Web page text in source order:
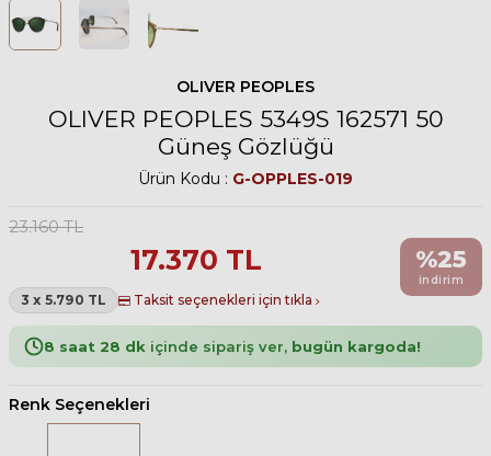
OLIVER PEOPLES
OLIVER PEOPLES 5349S 162571 50
Güneş Gözlüğü
Ürün Kodu : G-OPPLES-019
23.160TL
17.370 TL
3 x 5.790 TL Taksit seçenekleri için tıkla
%25
indirim
8 saat 28 dk içinde sipariş ver, bugün kargoda!
Renk Seçenekleri